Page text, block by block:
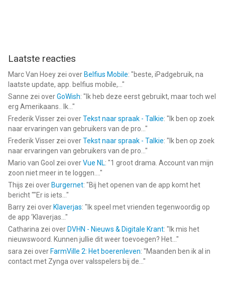
Laatste reacties
Marc Van Hoey zei over Belfius Mobile: "beste, iPadgebruik, na
laatste update, app. belfius mobile,... "
Sanne zei overGoWish: " Ik heb deze eerst gebruikt, maar toch wel
erg Amerikaans.. Ik... "
Frederik Visser zei overTekst naar spraak - Talkie: " Ik ben op zoek
naar ervaringen van gebruikers van de pro... "
Frederik Visser zei overTekst naar spraak - Talkie: " Ik ben op zoek
naar ervaringen van gebruikers van de pro... "
Mario van Gool zei overVue NL: "1 groot drama. Account van mijn
zoon niet meer in te loggen.... "
Thijs zei over Burgernet: "Bij het openen van de app komt het
bericht ""Er is iets... "
Barry zei over Klaverjas: " Ik speel met vrienden tegenwoordig op
de app ‘Klaverjas... "
Catharina zei over DVHN - Nieuws & Digitale Krant: " Ik mis het
nieuwswoord. Kunnen jullie dit weer toevoegen? Het... "
sara zei over FarmVille 2: Het boerenleven: "Maanden ben ik al in
contact met Zynga over valsspelers bij de... "